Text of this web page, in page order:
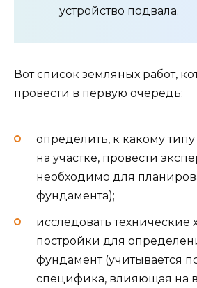
устройство подвала.
Вот список земляных работ,
провести в первую очередь:
определить, к какому типу
на участке, провести
необходимо для
фундамента);
исследовать технические
постройки для
фундамент (учитывается
специфика, влияющая на